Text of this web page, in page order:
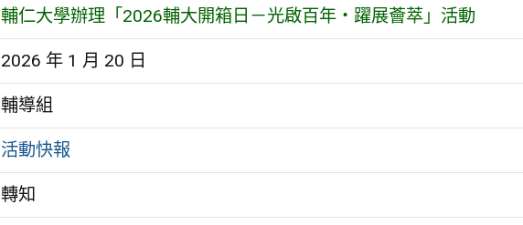
輔仁大學辦理「2026輔大開箱日－光啟百年・躍展薈萃」活動
2026 年 1 月 20 日
輔導組
活動快報
轉知